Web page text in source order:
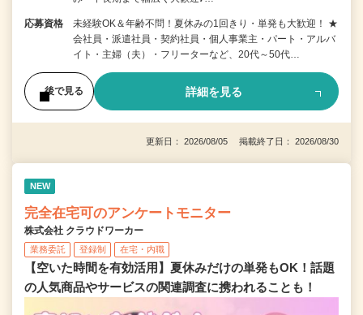
応募資格
未経験OK＆年齢不問！夏休みの1回きり・単発も大歓迎！ ★
会社員・派遣社員・契約社員・個人事業主・パート・アルバ
イト・主婦（夫）・フリーターなど、20代～50代…
後で見る 詳細を見る
更新日： 2026/08/05 掲載終了日： 2026/08/30
NEW
完全在宅可のアンケートモニター
株式会社 クラウドワーカー
業務委託 登録制 在宅・内職
【空いた時間を有効活用】夏休みだけの単発もOK！話題
の人気商品やサービスの関連調査に携われることも！